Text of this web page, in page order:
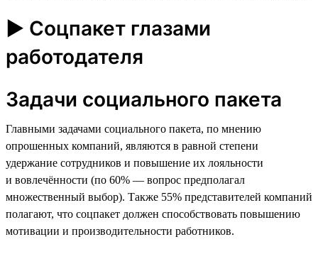
► Соцпакет глазами
работодателя
Задачи социального пакета
Главными задачами социального пакета, по мнению
опрошенных компаний, являются в равной степени
удержание сотрудников и повышение их лояльности
и вовлечённости (по 60% — вопрос предполагал
множественный выбор). Также 55% представителей компаний
полагают, что соцпакет должен способствовать повышению
мотивации и производительности работников.